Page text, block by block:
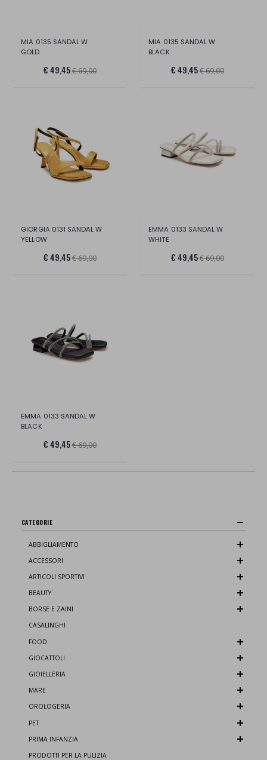
MIA 0135 SANDAL W
GOLD
€ 49,45€ 69,00
MIA 0135 SANDAL W
BLACK
€ 49,45€ 69,00
GIORGIA 0131 SANDAL W
YELLOW
€ 49,45€ 69,00
EMMA 0133 SANDAL W
WHITE
€ 49,45€ 69,00
EMMA 0133 SANDAL W
BLACK
€ 49,45€ 69,00
CATEGORIE
ABBIGLIAMENTO
ACCESSORI
ARTICOLI SPORTIVI
BEAUTY
BORSE E ZAINI
CASALINGHI
FOOD
GIOCATTOLI
GIOIELLERIA
MARE
OROLOGERIA
PET
PRIMA INFANZIA
PRODOTTI PER LA PULIZIA